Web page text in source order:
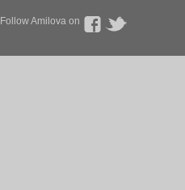
Follow Amilova on